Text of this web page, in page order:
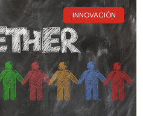
INNOVACIÓN